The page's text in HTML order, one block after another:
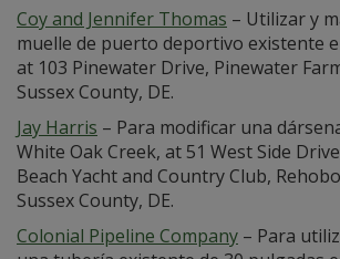
Coy and Jennifer Thomas – Utilizar y
muelle de puerto deportivo existente
at 103 Pinewater Drive, Pinewater
Sussex County, DE.
Jay Harris – Para modificar una
White Oak Creek, at 51 West Side
Beach Yacht and Country Club,
Sussex County, DE.
Colonial Pipeline Company – Para